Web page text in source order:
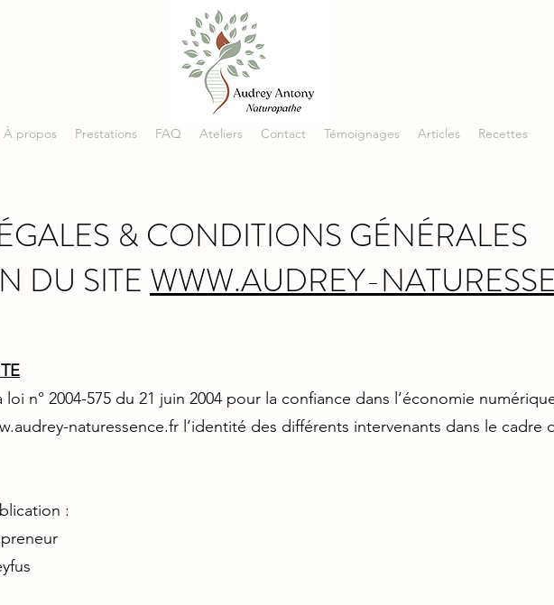
À propos Prestations FAQ Ateliers Contact Témoignages Articles Recettes
& CONDITIONS GÉNÉRALES
DU SITE WWW.AUDREY-
loi n° 2004-575 du 21 juin 2004 pour la confiance dans l’économie
naturessence.fr l’identité des différents intervenants dans le cadre
: